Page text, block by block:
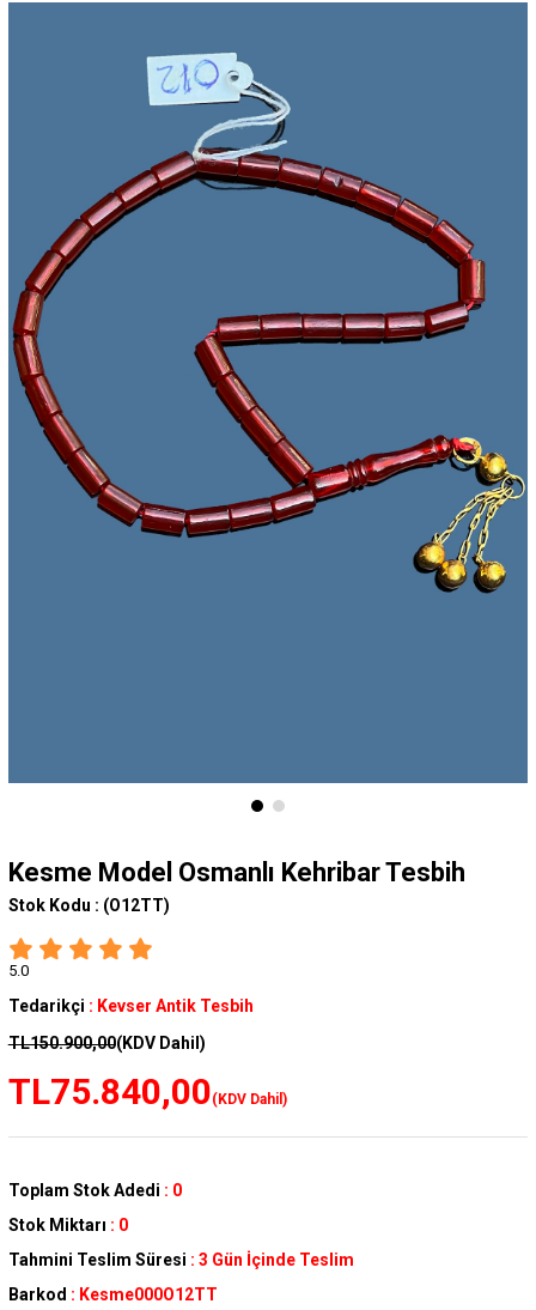
Kesme Model Osmanlı Kehribar Tesbih
Stok Kodu : (O12TT)
5.0
Tedarikçi : Kevser Antik Tesbih
TL150.900,00(KDV Dahil)
TL75.840,00(KDV Dahil)
Toplam Stok Adedi : 0
Stok Miktarı : 0
Tahmini Teslim Süresi : 3 Gün İçinde Teslim
Barkod : Kesme000O12TT